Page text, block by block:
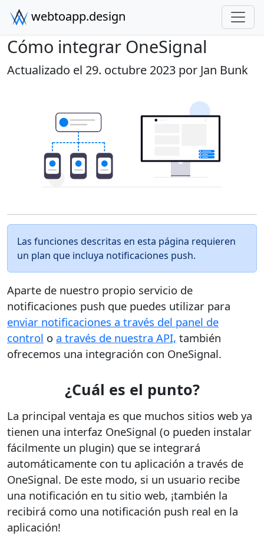
webtoapp.design
Cómo integrar OneSignal
Actualizado el 29. octubre 2023 por Jan Bunk
Las funciones descritas en esta página requieren
un plan que incluya notificaciones push.
Aparte de nuestro propio servicio de
notificaciones push que puedes utilizar para
enviar notificaciones a través del panel de
control o a través de nuestra API, también
ofrecemos una integración con OneSignal.
¿Cuál es el punto?
La principal ventaja es que muchos sitios web ya
tienen una interfaz OneSignal (o pueden instalar
fácilmente un plugin) que se integrará
automáticamente con tu aplicación a través de
OneSignal. De este modo, si un usuario recibe
una notificación en tu sitio web, ¡también la
recibirá como una notificación push real en la
aplicación!